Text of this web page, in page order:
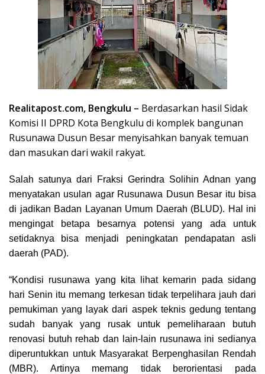
Realitapost.com, Bengkulu – Berdasarkan hasil Sidak
Komisi II DPRD Kota Bengkulu di komplek bangunan
Rusunawa Dusun Besar menyisahkan banyak temuan
dan masukan dari wakil rakyat.
Salah satunya dari Fraksi Gerindra Solihin Adnan yang
menyatakan usulan agar Rusunawa Dusun Besar itu bisa
di jadikan Badan Layanan Umum Daerah (BLUD). Hal ini
mengingat betapa besarnya potensi yang ada untuk
setidaknya bisa menjadi peningkatan pendapatan asli
daerah (PAD).
“Kondisi rusunawa yang kita lihat kemarin pada sidang
hari Senin itu memang terkesan tidak terpelihara jauh dari
pemukiman yang layak dari aspek teknis gedung tentang
sudah banyak yang rusak untuk pemeliharaan butuh
renovasi butuh rehab dan lain-lain rusunawa ini sedianya
diperuntukkan untuk Masyarakat Berpenghasilan Rendah
(MBR). Artinya memang tidak berorientasi pada